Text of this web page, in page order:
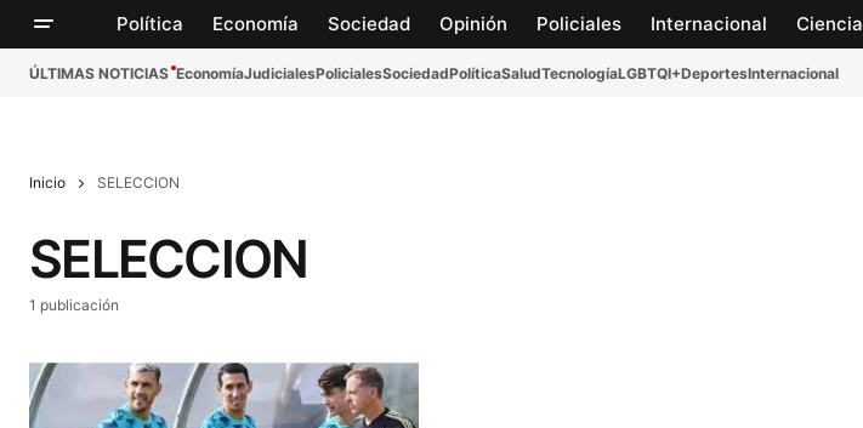
Política Economía Sociedad Opinión Policiales Internacional Ciencia
ÚLTIMAS NOTICIAS EconomíaJudicialesPolicialesSociedadPolíticaSaludTecnologíaLGBTQI+DeportesInternacional
Inicio SELECCION
SELECCION
1 publicación